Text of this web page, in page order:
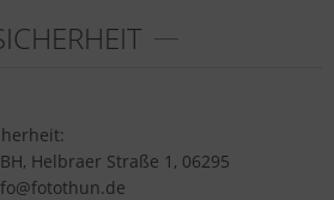
Helbraer Straße 1, 06295